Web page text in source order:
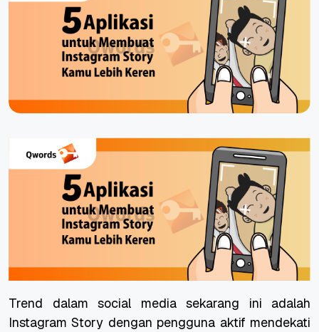
Trend dalam social media sekarang ini adalah
Instagram Story dengan pengguna aktif mendekati